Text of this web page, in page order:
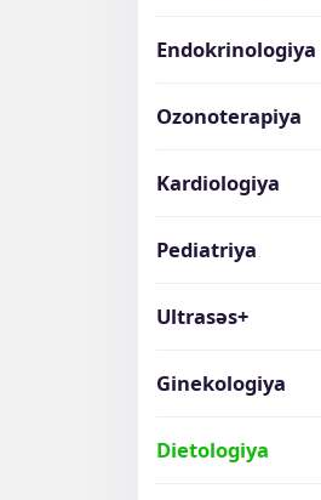
Endokrinologiya
Ozonoterapiya
Kardiologiya
Pediatriya
Ultrasəs+
Ginekologiya
Dietologiya